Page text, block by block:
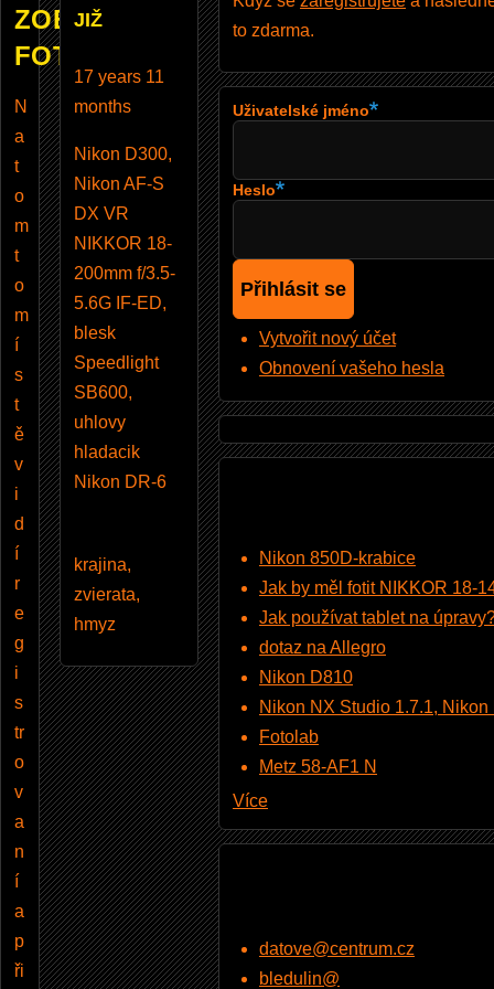
ZOBRAZUJE
FOTOBAZAR
N
a
t
o
m
t
o
m
í
s
t
ě
v
i
d
í
r
e
g
i
s
tr
o
v
a
n
í
a
p
ři
JIŽ
17 years 11
months
Nikon D300,
Nikon AF-S
DX VR
NIKKOR 18-
200mm f/3.5-
5.6G IF-ED,
blesk
Speedlight
SB600,
uhlovy
hladacik
Nikon DR-6
krajina,
zvierata,
hmyz
to zdarma.
Uživatelské jméno
Heslo
Vytvořit nový účet
Obnovení vašeho hesla
Nikon 850D-krabice
Jak by měl fotit NIKKOR 18-
Jak používat tablet na
dotaz na Allegro
Nikon D810
Nikon NX Studio 1.7.1,
Fotolab
Metz 58-AF1 N
Více
datove@centrum.cz
bledulin@